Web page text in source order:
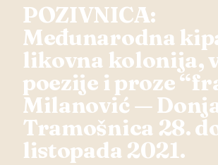
POZIVNICA:
Međunarodna
likovna kolonija,
poezije i proze
Milanović —
Tramošnica 28.
listopada 2021.